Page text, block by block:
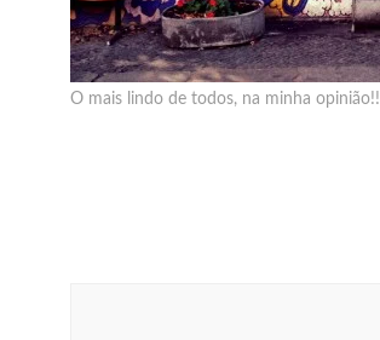
O mais lindo de todos, na minha opinião!!